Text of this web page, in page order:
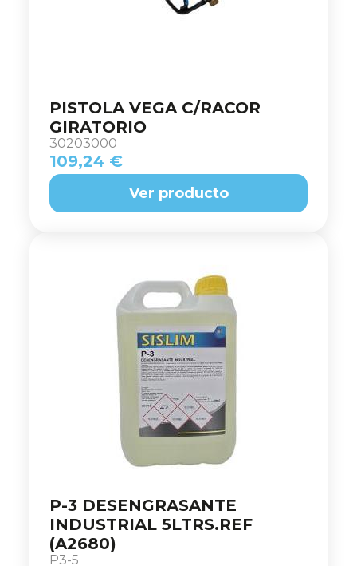
PISTOLA VEGA C/RACOR
GIRATORIO
30203000
109,24 €
Ver producto
P-3 DESENGRASANTE
INDUSTRIAL 5LTRS.REF
(A2680)
P3-5